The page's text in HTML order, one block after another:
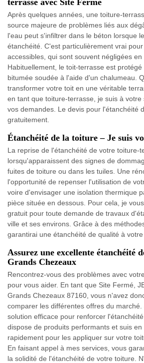
Après quelques années, une toiture-
source majeure de problèmes liés aux
l'eau peut s'infiltrer dans le béton lorsque
étanchéité. C'est particulièrement vrai
accessibles, qui sont souvent négligées en
Habituellement, le toit-terrasse est
bitumée soudée à l'aide d'un chalumeau.
transformer votre toit en une véritable
en tant que toiture-terrasse, je suis à
vos demandes. Le devis pour l'étanchéité
gratuitement.
Étanchéité de la toiture – Je suis
La reprise de l'étanchéité de votre toiture-
lorsqu'apparaissent des signes de
fuites de toiture ou dans les tuiles. Une
l'opportunité de repenser l'utilisation de
voire d'envisager une isolation thermique
pièce située en dessous. Pour cela, je
gratuit pour toute demande de travaux
ville et ses environs. Grâce à des
garantirai une étanchéité de qualité à votre
Assurez une excellente étanchéité
Grands Chezeaux
Rencontrez-vous des problèmes avec
pour vous aider. En tant que Site Fermé,
Grands Chezeaux 87160, vous n'avez
comparer les différentes offres du marché.
solution efficace pour renforcer
dispose de produits performants et suis
rapidement pour les appliquer sur votre
En faisant appel à mes services, vous
la solidité de l'étanchéité de votre toiture.